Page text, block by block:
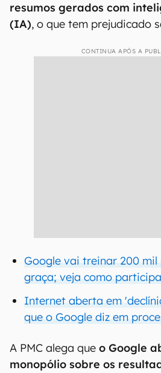
resumos gerados com
(IA), o que tem prejudicado
CONTINUA APÓS A
Google vai treinar 200 mil
graça; veja como
Internet aberta em
que o Google diz em
A PMC alega que o Google
monopólio sobre os